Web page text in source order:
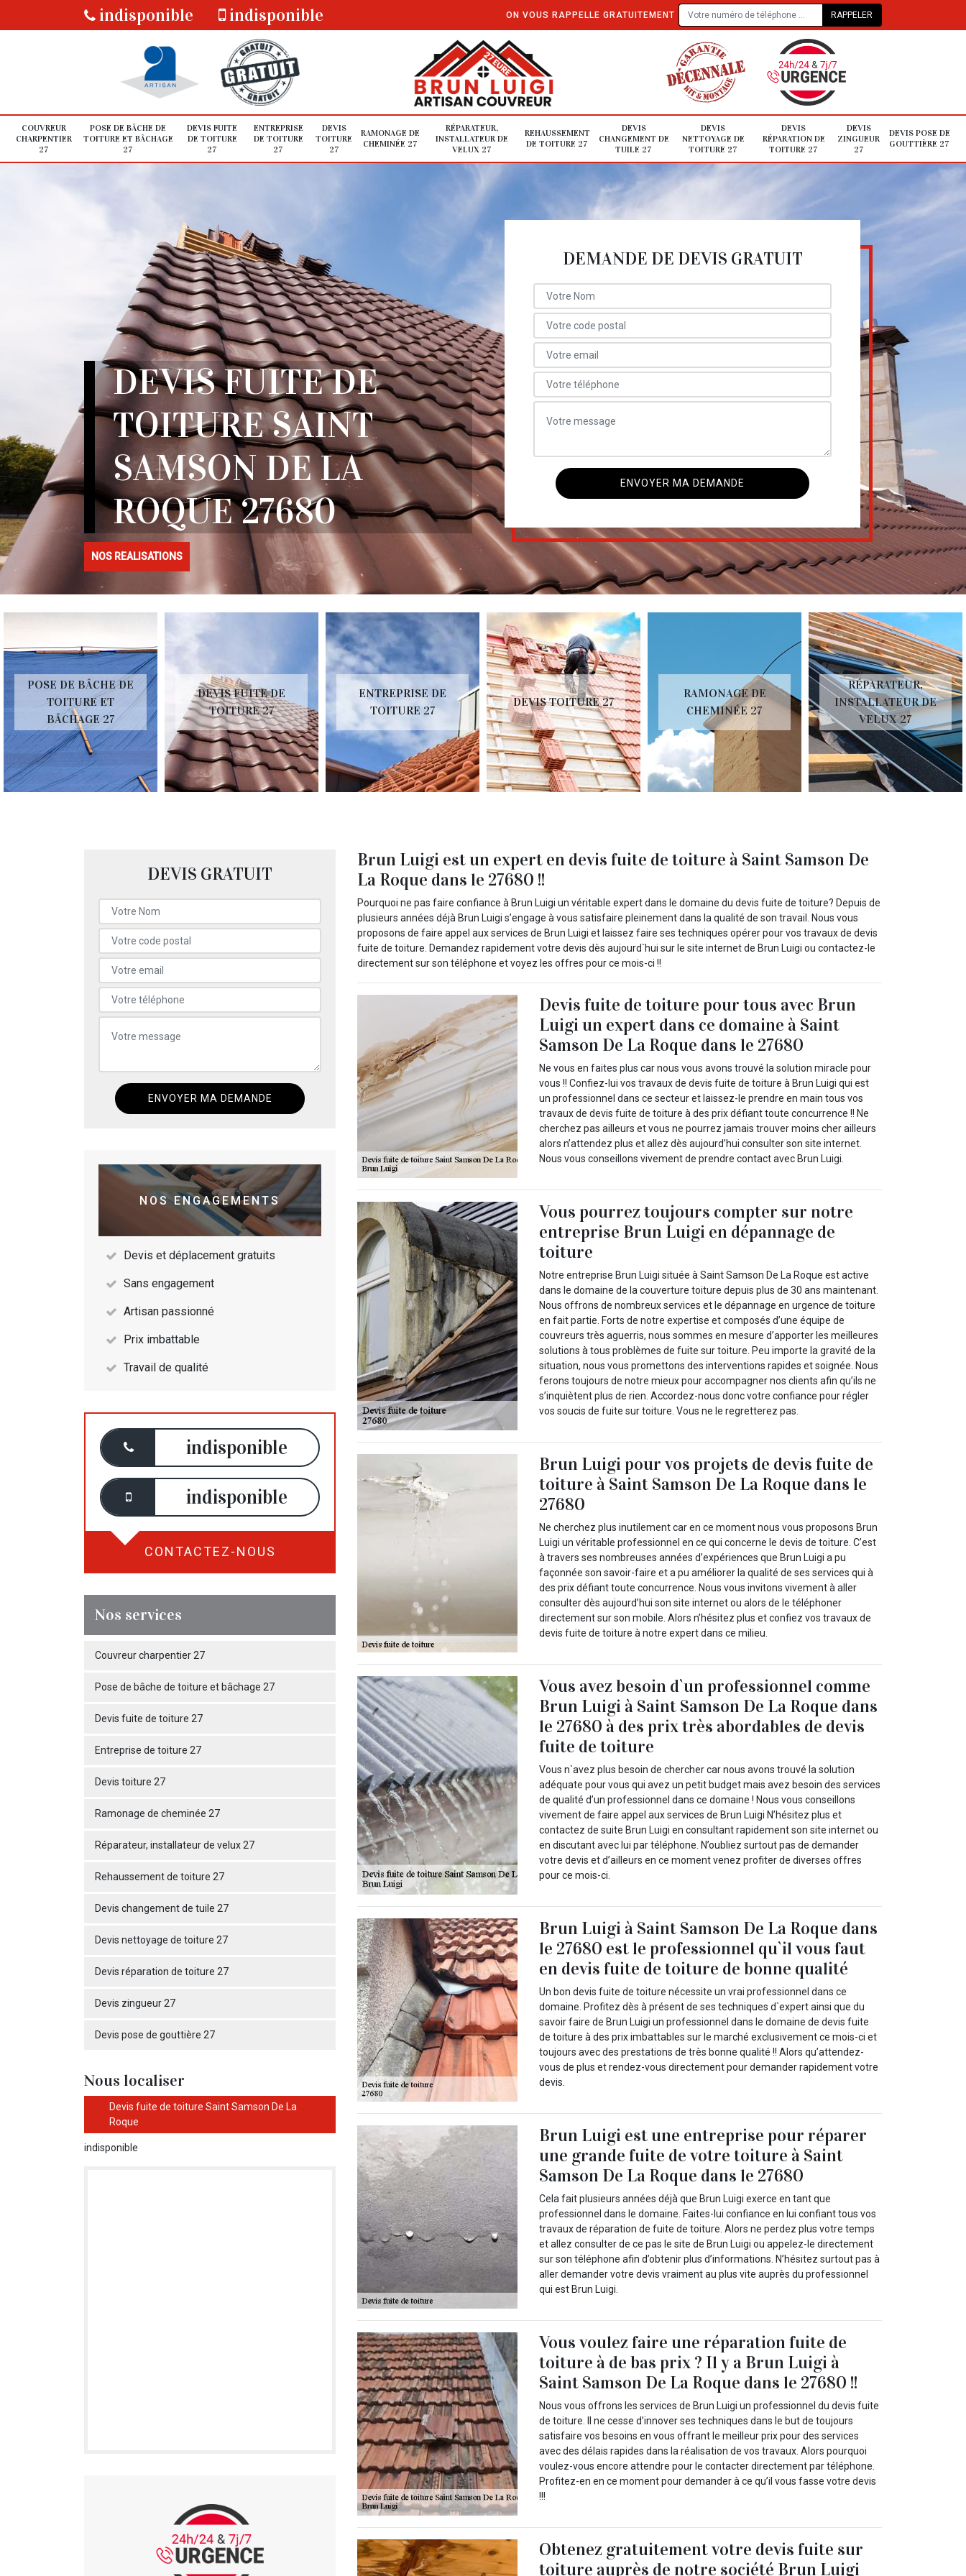
indisponible indisponible ON VOUS RAPPELLE GRATUITEMENT
COUVREUR
CHARPENTIER
27
POSE DE BÂCHE DE
TOITURE ET BÂCHAGE
27
DEVIS FUITE
DE TOITURE
27
ENTREPRISE
DE TOITURE
27
DEVIS
TOITURE
27
RAMONAGE DE
CHEMINÉE 27
RÉPARATEUR,
INSTALLATEUR DE
VELUX 27
REHAUSSEMENT
DE TOITURE 27
DEVIS
CHANGEMENT DE
TUILE 27
DEVIS
NETTOYAGE DE
TOITURE 27
DEVIS
RÉPARATION DE
TOITURE 27
DEVIS
ZINGUEUR
27
DEVIS POSE DE
GOUTTIÈRE 27
DEVIS FUITE DE
TOITURE SAINT
SAMSON DE LA
ROQUE 27680
NOS REALISATIONS
DEMANDE DE DEVIS GRATUIT
POSE DE BÂCHE DE
TOITURE ET
BÂCHAGE 27
DEVIS FUITE DE
TOITURE 27
ENTREPRISE DE
TOITURE 27
DEVIS TOITURE 27
RAMONAGE DE
CHEMINÉE 27
RÉPARATEUR,
INSTALLATEUR DE
VELUX 27
DEVIS GRATUIT
NOS ENGAGEMENTS
Devis et déplacement gratuits
Sans engagement
Artisan passionné
Prix imbattable
Travail de qualité
indisponible
indisponible
CONTACTEZ-NOUS
Nos services
Couvreur charpentier 27
Pose de bâche de toiture et bâchage 27
Devis fuite de toiture 27
Entreprise de toiture 27
Devis toiture 27
Ramonage de cheminée 27
Réparateur, installateur de velux 27
Rehaussement de toiture 27
Devis changement de tuile 27
Devis nettoyage de toiture 27
Devis réparation de toiture 27
Devis zingueur 27
Devis pose de gouttière 27
Nous localiser
Devis fuite de toiture Saint Samson De La
Roque
indisponible
Brun Luigi est un expert en devis fuite de toiture à Saint Samson De
La Roque dans le 27680 !!
Pourquoi ne pas faire confiance à Brun Luigi un véritable expert dans le domaine du devis fuite de toiture? Depuis de
plusieurs années déjà Brun Luigi s’engage à vous satisfaire pleinement dans la qualité de son travail. Nous vous
proposons de faire appel aux services de Brun Luigi et laissez faire ses techniques opérer pour vos travaux de devis
fuite de toiture. Demandez rapidement votre devis dès aujourd`hui sur le site internet de Brun Luigi ou contactez-le
directement sur son téléphone et voyez les offres pour ce mois-ci !!
Devis fuite de toiture pour tous avec Brun
Luigi un expert dans ce domaine à Saint
Samson De La Roque dans le 27680
Ne vous en faites plus car nous vous avons trouvé la solution miracle pour
vous !! Confiez-lui vos travaux de devis fuite de toiture à Brun Luigi qui est
un professionnel dans ce secteur et laissez-le prendre en main tous vos
travaux de devis fuite de toiture à des prix défiant toute concurrence !! Ne
cherchez pas ailleurs et vous ne pourrez jamais trouver moins cher ailleurs
alors n’attendez plus et allez dès aujourd’hui consulter son site internet.
Nous vous conseillons vivement de prendre contact avec Brun Luigi.
Vous pourrez toujours compter sur notre
entreprise Brun Luigi en dépannage de
toiture
Notre entreprise Brun Luigi située à Saint Samson De La Roque est active
dans le domaine de la couverture toiture depuis plus de 30 ans maintenant.
Nous offrons de nombreux services et le dépannage en urgence de toiture
en fait partie. Forts de notre expertise et composés d’une équipe de
couvreurs très aguerris, nous sommes en mesure d’apporter les meilleures
solutions à tous problèmes de fuite sur toiture. Peu importe la gravité de la
situation, nous vous promettons des interventions rapides et soignée. Nous
ferons toujours de notre mieux pour accompagner nos clients afin qu’ils ne
s’inquiètent plus de rien. Accordez-nous donc votre confiance pour régler
vos soucis de fuite sur toiture. Vous ne le regretterez pas.
Brun Luigi pour vos projets de devis fuite de
toiture à Saint Samson De La Roque dans le
27680
Ne cherchez plus inutilement car en ce moment nous vous proposons Brun
Luigi un véritable professionnel en ce qui concerne le devis de toiture. C’est
à travers ses nombreuses années d’expériences que Brun Luigi a pu
façonnée son savoir-faire et a pu améliorer la qualité de ses services qui à
des prix défiant toute concurrence. Nous vous invitons vivement à aller
consulter dès aujourd’hui son site internet ou alors de le téléphoner
directement sur son mobile. Alors n’hésitez plus et confiez vos travaux de
devis fuite de toiture à notre expert dans ce milieu.
Vous avez besoin d`un professionnel comme
Brun Luigi à Saint Samson De La Roque dans
le 27680 à des prix très abordables de devis
fuite de toiture
Vous n`avez plus besoin de chercher car nous avons trouvé la solution
adéquate pour vous qui avez un petit budget mais avez besoin des services
de qualité d’un professionnel dans ce domaine ! Nous vous conseillons
vivement de faire appel aux services de Brun Luigi N’hésitez plus et
contactez de suite Brun Luigi en consultant rapidement son site internet ou
en discutant avec lui par téléphone. N’oubliez surtout pas de demander
votre devis et d’ailleurs en ce moment venez profiter de diverses offres
pour ce mois-ci.
Brun Luigi à Saint Samson De La Roque dans
le 27680 est le professionnel qu`il vous faut
en devis fuite de toiture de bonne qualité
Un bon devis fuite de toiture nécessite un vrai professionnel dans ce
domaine. Profitez dès à présent de ses techniques d`expert ainsi que du
savoir faire de Brun Luigi un professionnel dans le domaine de devis fuite
de toiture à des prix imbattables sur le marché exclusivement ce mois-ci et
toujours avec des prestations de très bonne qualité !! Alors qu’attendez-
vous de plus et rendez-vous directement pour demander rapidement votre
devis.
Brun Luigi est une entreprise pour réparer
une grande fuite de votre toiture à Saint
Samson De La Roque dans le 27680
Cela fait plusieurs années déjà que Brun Luigi exerce en tant que
professionnel dans le domaine. Faites-lui confiance en lui confiant tous vos
travaux de réparation de fuite de toiture. Alors ne perdez plus votre temps
et allez consulter de ce pas le site de Brun Luigi ou appelez-le directement
sur son téléphone afin d’obtenir plus d’informations. N’hésitez surtout pas à
aller demander votre devis vraiment au plus vite auprès du professionnel
qui est Brun Luigi.
Vous voulez faire une réparation fuite de
toiture à de bas prix ? Il y a Brun Luigi à
Saint Samson De La Roque dans le 27680 !!
Nous vous offrons les services de Brun Luigi un professionnel du devis fuite
de toiture. Il ne cesse d’innover ses techniques dans le but de toujours
satisfaire vos besoins en vous offrant le meilleur prix pour des services
avec des délais rapides dans la réalisation de vos travaux. Alors pourquoi
voulez-vous encore attendre pour le contacter directement par téléphone.
Profitez-en en ce moment pour demander à ce qu’il vous fasse votre devis
!!!
Obtenez gratuitement votre devis fuite sur
toiture auprès de notre société Brun Luigi